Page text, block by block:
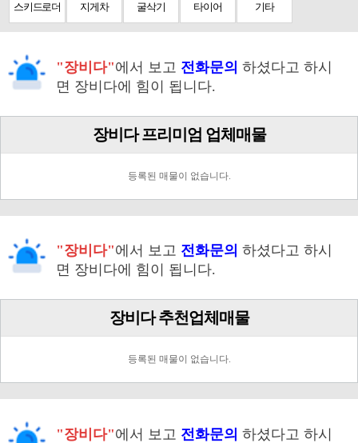
스키드로더 지게차 굴삭기 타이어 기타
"장비다"에서 보고 전화문의 하셨다고 하시
면 장비다에 힘이 됩니다.
장비다 프리미엄 업체매물
등록된 매물이 없습니다.
"장비다"에서 보고 전화문의 하셨다고 하시
면 장비다에 힘이 됩니다.
장비다 추천업체매물
등록된 매물이 없습니다.
"장비다"에서 보고 전화문의 하셨다고 하시